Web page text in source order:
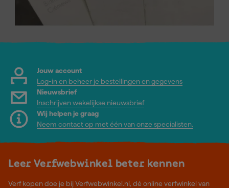
Jouw account
Log-in en beheer je bestellingen en gegevens
Nieuwsbrief
Inschrijven wekelijkse nieuwsbrief
Wij helpen je graag
Neem contact op met één van onze specialisten.
Leer Verfwebwinkel beter kennen
Verf kopen doe je bij Verfwebwinkel.nl, dé online verfwinkel van